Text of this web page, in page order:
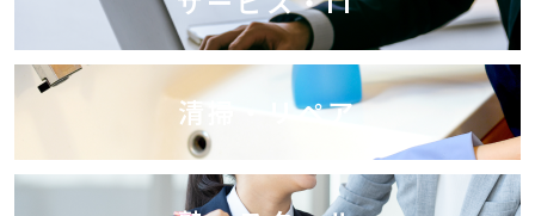
清掃・リペア